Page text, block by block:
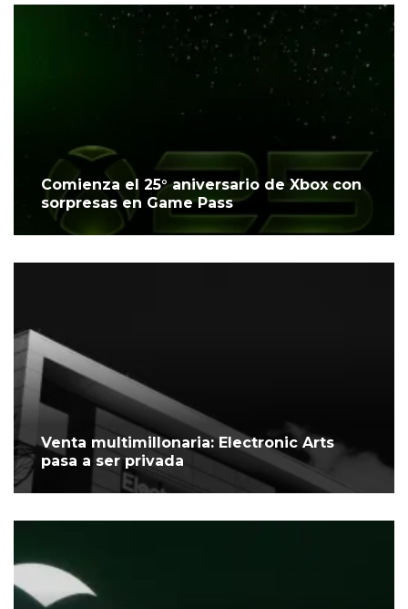
Comienza el 25° aniversario de Xbox con
sorpresas en Game Pass
Venta multimillonaria: Electronic Arts
pasa a ser privada